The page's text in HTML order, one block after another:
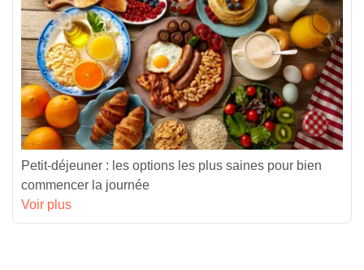
Petit-déjeuner : les options les plus saines pour bien
commencer la journée
Voir plus